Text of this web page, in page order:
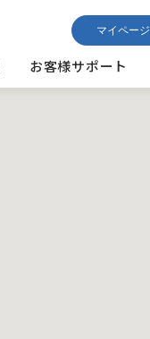
お客様サポート
マイページ